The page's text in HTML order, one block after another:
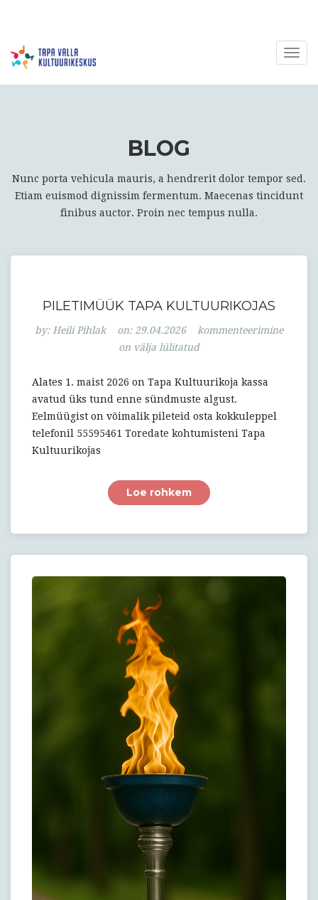
BLOG
Nunc porta vehicula mauris, a hendrerit dolor tempor sed.
Etiam euismod dignissim fermentum. Maecenas tincidunt
finibus auctor. Proin nec tempus nulla.
PILETIMÜÜK TAPA KULTUURIKOJAS
by: Heili Pihlak on: 29.04.2026
Piletimüük
Tapa
kommenteerimine
on välja lülitatud
Alates 1. maist 2026 on Tapa Kultuurikoja kassa
avatud üks tund enne sündmuste algust.
Eelmüügist on võimalik pileteid osta kokkuleppel
telefonil 55595461 Toredate kohtumisteni Tapa
Kultuurikojas
Loe rohkem